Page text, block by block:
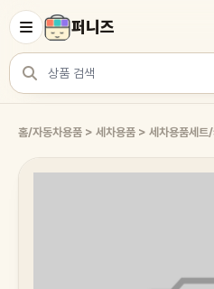
퍼니즈
상품 검색
홈/자동차용품 > 세차용품 > 세차용품세트/